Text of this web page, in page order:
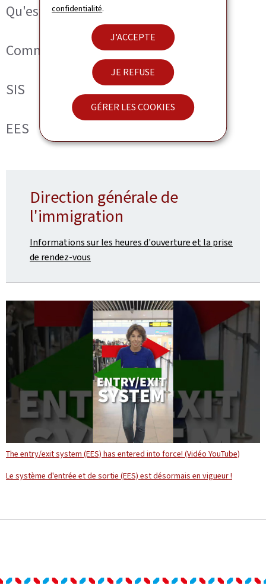
confidentialité.
J'ACCEPTE
JE REFUSE
GÉRER LES COOKIES
Qu'est-ce que le VIS?
Comment exercer vos droits d’accès ?
SIS
EES
Direction générale de
l'immigration
Informations sur les heures d'ouverture et la prise
de rendez-vous
The entry/exit system (EES) has entered into force! (Vidéo YouTube)
Le système d'entrée et de sortie (EES) est désormais en vigueur !